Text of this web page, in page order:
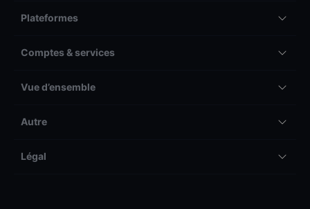
Plateformes
Comptes & services
Vue d’ensemble
Autre
Légal